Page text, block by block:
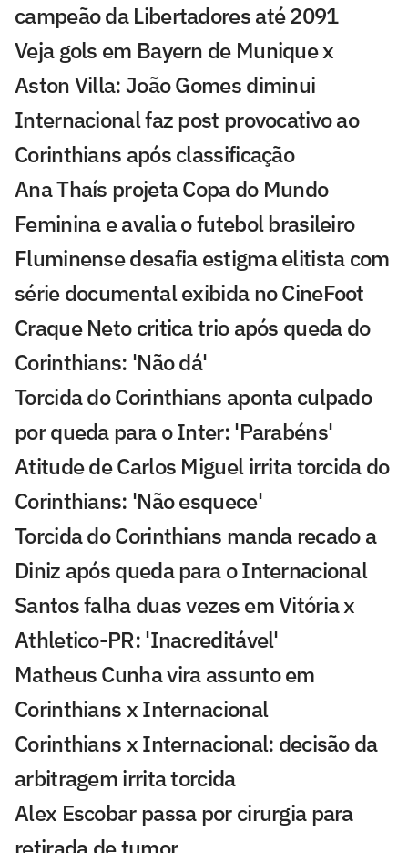
campeão da Libertadores até 2091
Veja gols em Bayern de Munique x
Aston Villa: João Gomes diminui
Internacional faz post provocativo ao
Corinthians após classificação
Ana Thaís projeta Copa do Mundo
Feminina e avalia o futebol brasileiro
Fluminense desafia estigma elitista com
série documental exibida no CineFoot
Craque Neto critica trio após queda do
Corinthians: 'Não dá'
Torcida do Corinthians aponta culpado
por queda para o Inter: 'Parabéns'
Atitude de Carlos Miguel irrita torcida do
Corinthians: 'Não esquece'
Torcida do Corinthians manda recado a
Diniz após queda para o Internacional
Santos falha duas vezes em Vitória x
Athletico-PR: 'Inacreditável'
Matheus Cunha vira assunto em
Corinthians x Internacional
Corinthians x Internacional: decisão da
arbitragem irrita torcida
Alex Escobar passa por cirurgia para